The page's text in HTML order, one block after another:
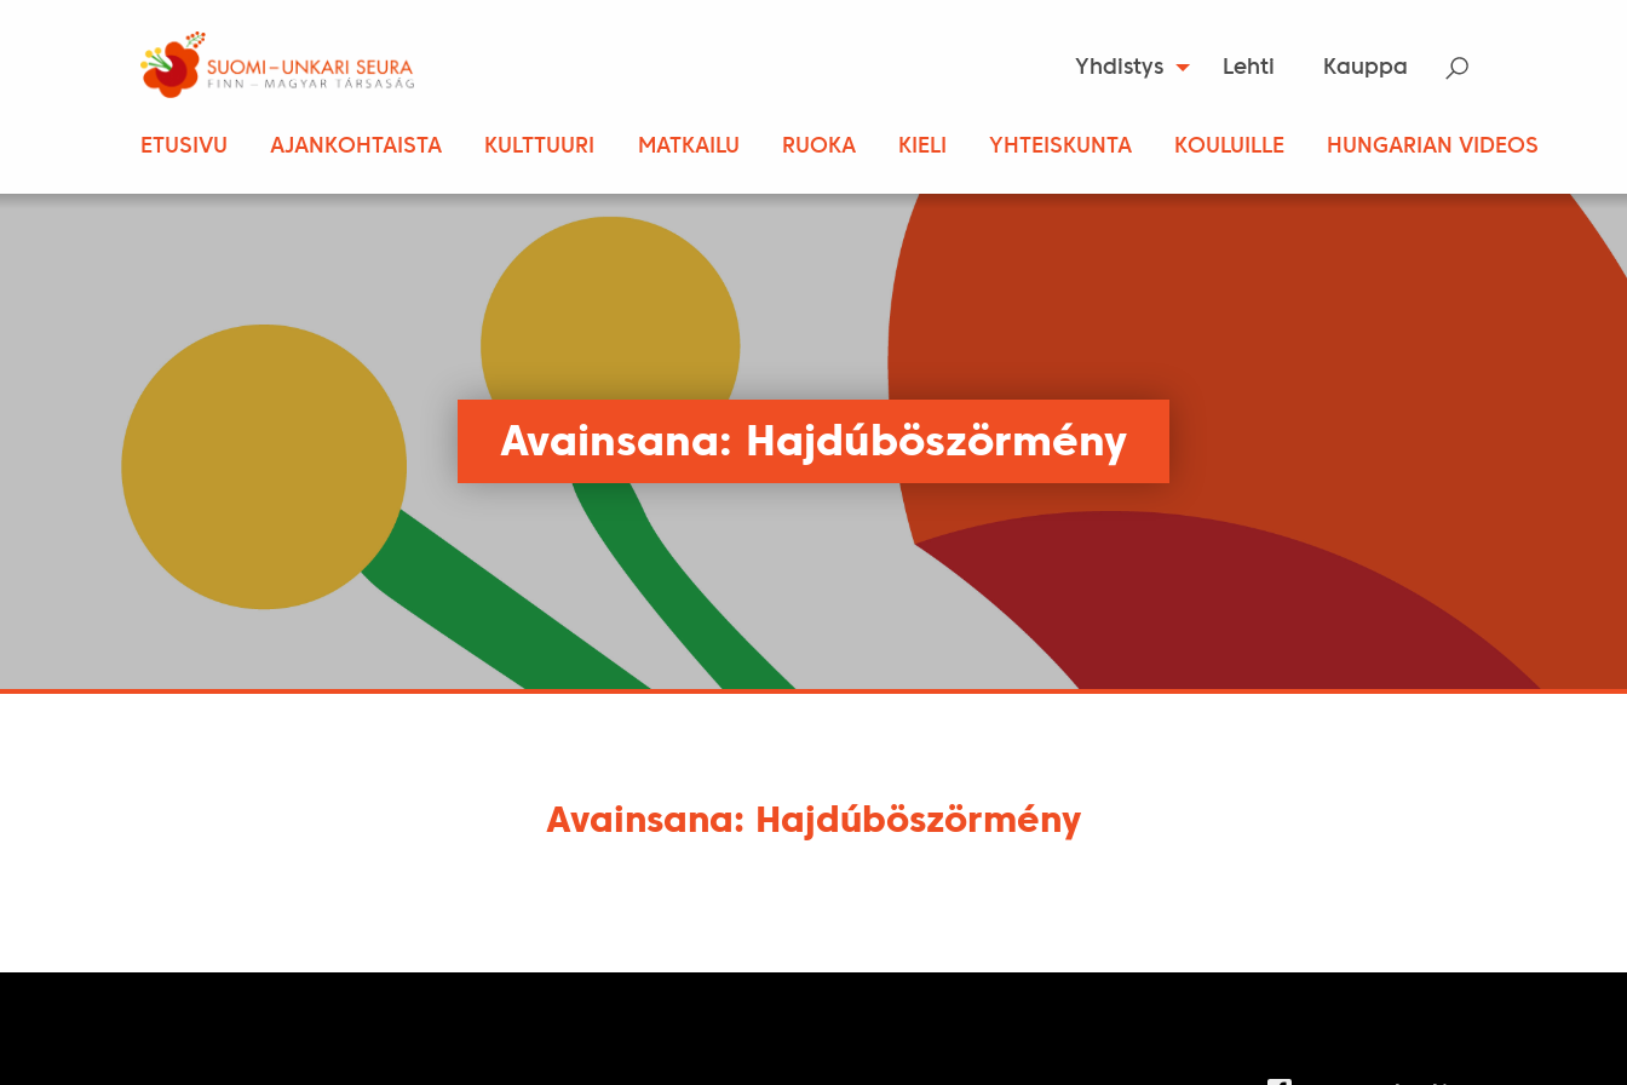
Yhdistys Lehti Kauppa
ETUSIVU AJANKOHTAISTA KULTTUURI MATKAILU RUOKA KIELI YHTEISKUNTA KOULUILLE HUNGARIAN VIDEOS
Avainsana: Hajdúböszörmény
Avainsana: Hajdúböszörmény